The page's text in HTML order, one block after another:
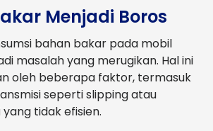
Menjadi Boros
bahan bakar pada mobil
masalah yang merugikan. Hal ini
oleh beberapa faktor, termasuk
seperti slipping atau
tidak efisien.